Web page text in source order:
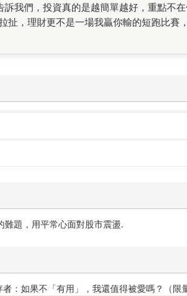
，理財更不是一場我贏你輸的短跑比賽
題，用平常心面對股市震盪.
石堂強力推薦